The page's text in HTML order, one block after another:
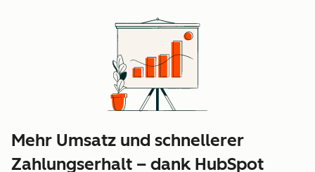
Mehr Umsatz und schnellerer
Zahlungserhalt – dank HubSpot